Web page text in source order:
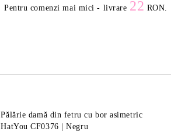
Pentru comenzi mai mici - livrare 22 RON.
Pălărie damă din fetru cu bor asimetric
HatYou CF0376 | Negru